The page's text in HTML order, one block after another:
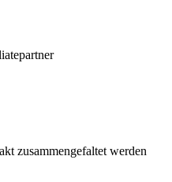
zusammengefaltet werden